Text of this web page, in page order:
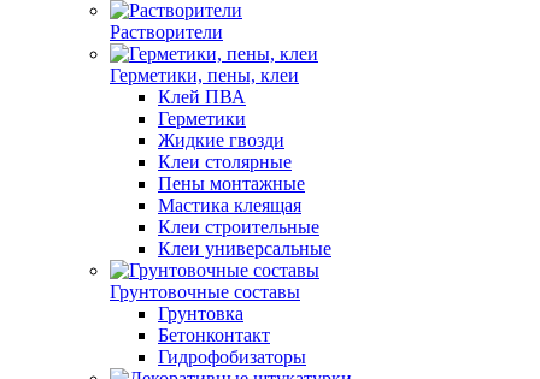
Растворители
Герметики, пены, клеи
Клей ПВА
Герметики
Жидкие гвозди
Клеи столярные
Пены монтажные
Мастика клеящая
Клеи строительные
Клеи универсальные
Грунтовочные составы
Грунтовка
Бетонконтакт
Гидрофобизаторы